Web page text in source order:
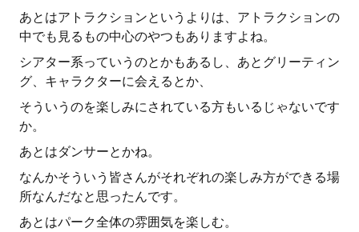
あとはアトラクションというよりは、アトラクションの
中でも見るもの中心のやつもありますよね。
シアター系っていうのとかもあるし、あとグリーティン
グ、キャラクターに会えるとか、
そういうのを楽しみにされている方もいるじゃないです
か。
あとはダンサーとかね。
なんかそういう皆さんがそれぞれの楽しみ方ができる場
所なんだなと思ったんです。
あとはパーク全体の雰囲気を楽しむ。